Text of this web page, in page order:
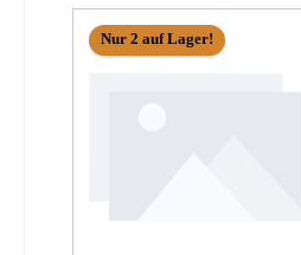
Nur 2 auf Lager!